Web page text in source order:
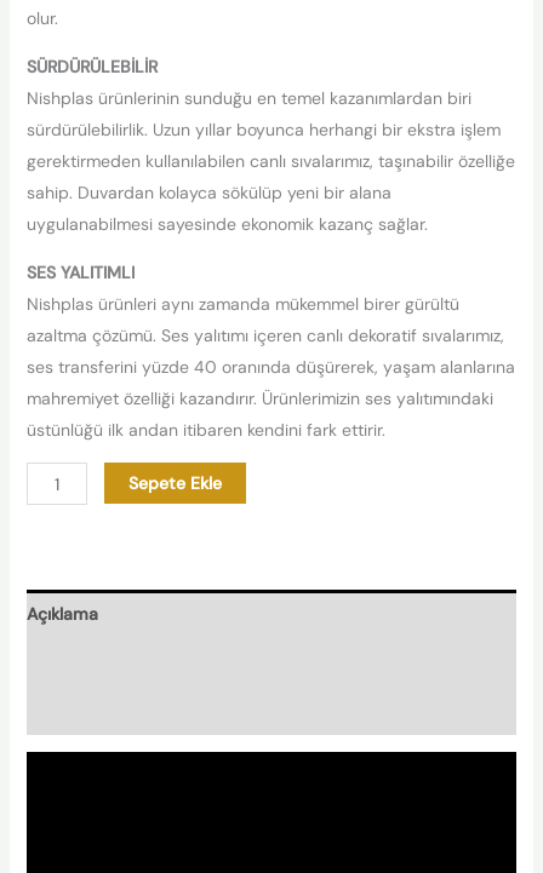
olur.
SÜRDÜRÜLEBİLİR
Nishplas ürünlerinin sunduğu en temel kazanımlardan biri
sürdürülebilirlik. Uzun yıllar boyunca herhangi bir ekstra işlem
gerektirmeden kullanılabilen canlı sıvalarımız, taşınabilir özelliğe
sahip. Duvardan kolayca sökülüp yeni bir alana
uygulanabilmesi sayesinde ekonomik kazanç sağlar.
SES YALITIMLI
Nishplas ürünleri aynı zamanda mükemmel birer gürültü
azaltma çözümü. Ses yalıtımı içeren canlı dekoratif sıvalarımız,
ses transferini yüzde 40 oranında düşürerek, yaşam alanlarına
mahremiyet özelliği kazandırır. Ürünlerimizin ses yalıtımındaki
üstünlüğü ilk andan itibaren kendini fark ettirir.
Sepete Ekle
Açıklama